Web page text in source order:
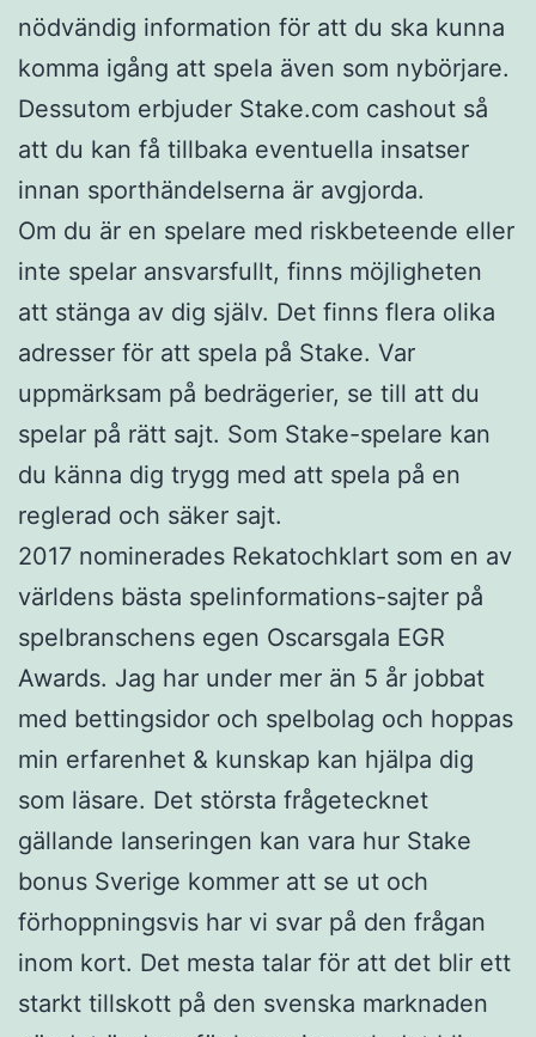
nödvändig information för att du ska kunna
komma igång att spela även som nybörjare.
Dessutom erbjuder Stake.com cashout så
att du kan få tillbaka eventuella insatser
innan sporthändelserna är avgjorda.
Om du är en spelare med riskbeteende eller
inte spelar ansvarsfullt, finns möjligheten
att stänga av dig själv. Det finns flera olika
adresser för att spela på Stake. Var
uppmärksam på bedrägerier, se till att du
spelar på rätt sajt. Som Stake-spelare kan
du känna dig trygg med att spela på en
reglerad och säker sajt.
2017 nominerades Rekatochklart som en av
världens bästa spelinformations-sajter på
spelbranschens egen Oscarsgala EGR
Awards. Jag har under mer än 5 år jobbat
med bettingsidor och spelbolag och hoppas
min erfarenhet & kunskap kan hjälpa dig
som läsare. Det största frågetecknet
gällande lanseringen kan vara hur Stake
bonus Sverige kommer att se ut och
förhoppningsvis har vi svar på den frågan
inom kort. Det mesta talar för att det blir ett
starkt tillskott på den svenska marknaden